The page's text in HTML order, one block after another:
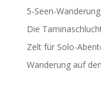
5-Seen-Wanderung
Die
Zelt für Solo-
Wanderung auf